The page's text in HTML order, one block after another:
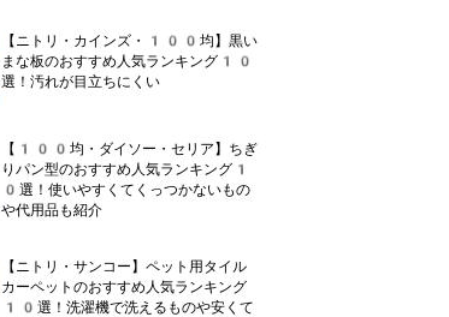
【ニトリ・カインズ・100均】黒い
まな板のおすすめ人気ランキング10
選！汚れが目立ちにくい
【100均・ダイソー・セリア】ちぎ
りパン型のおすすめ人気ランキング1
0選！使いやすくてくっつかないもの
や代用品も紹介
【ニトリ・サンコー】ペット用タイル
カーペットのおすすめ人気ランキング
10選！洗濯機で洗えるものや安くて